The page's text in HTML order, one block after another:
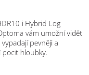
i Hybrid Log
vám umožní vidět
pevněji a
pocit hloubky.